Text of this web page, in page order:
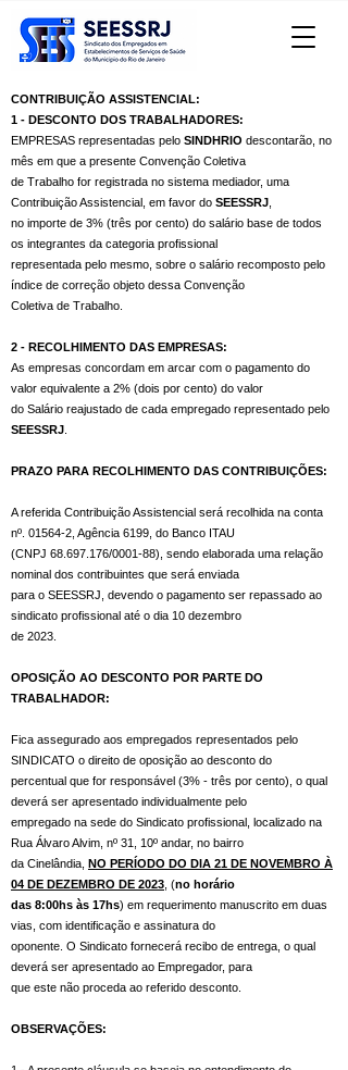
CONTRIBUIÇÃO ASSISTENCIAL:
1 - DESCONTO DOS TRABALHADORES:
EMPRESAS representadas pelo SINDHRIO descontarão, no
mês em que a presente Convenção Coletiva
de Trabalho for registrada no sistema mediador, uma
Contribuição Assistencial, em favor do SEESSRJ
no importe de 3% (três por cento) do salário base de todos
os integrantes da categoria profissional
representada pelo mesmo, sobre o salário recomposto pelo
índice de correção objeto dessa Convenção
Coletiva de Trabalho.
2 - RECOLHIMENTO DAS EMPRESAS:
As empresas concordam em arcar com o pagamento do
valor equivalente a 2% (dois por cento) do valor
do Salário reajustado de cada empregado representado pelo
SEESSRJ
PRAZO PARA RECOLHIMENTO DAS CONTRIBUIÇÕES:
A referida Contribuição Assistencial será recolhida na conta
nº. 01564-2, Agência 6199, do Banco ITAU
(CNPJ 68.697.176/0001-88), sendo elaborada uma relação
nominal dos contribuintes que será enviada
para o SEESSRJ, devendo o pagamento ser repassado ao
sindicato profissional até o dia 10 dezembro
de 2023.
OPOSIÇÃO AO DESCONTO POR PARTE DO
TRABALHADOR:
Fica assegurado aos empregados representados pelo
SINDICATO o direito de oposição ao desconto do
percentual que for responsável (3% - três por cento), o qual
deverá ser apresentado individualmente pelo
empregado na sede do Sindicato profissional, localizado na
Rua Álvaro Alvim, nº 31, 10º andar, no bairro
da Cinelândia, NO PERÍODO DO DIA 21 DE NOVEMBRO À
04 DE DEZEMBRO DE 2023 , (no horário
das 8:00hs às 17hs) em requerimento manuscrito em duas
vias, com identificação e assinatura do
oponente. O Sindicato fornecerá recibo de entrega, o qual
deverá ser apresentado ao Empregador, para
que este não proceda ao referido desconto.
OBSERVAÇÕES: